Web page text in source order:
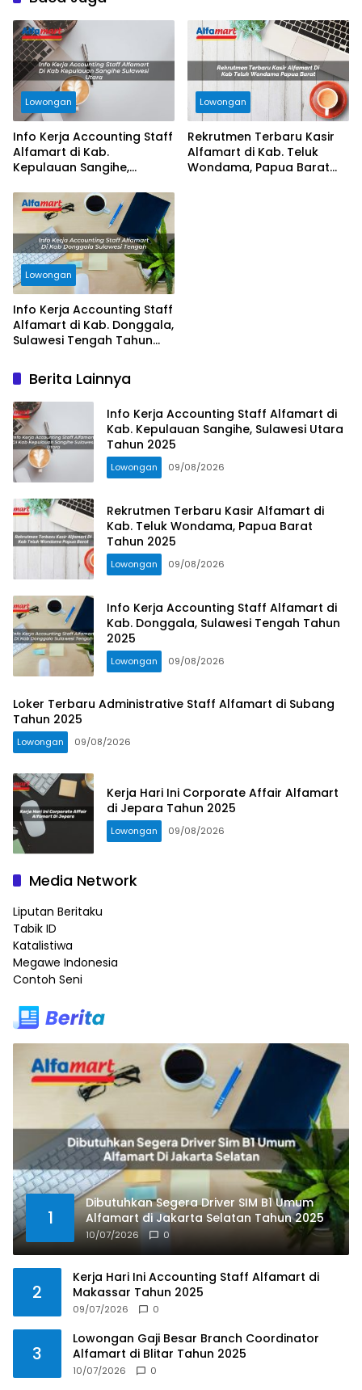
Lowongan
Info Kerja Accounting Staff
Alfamart di Kab.
Kepulauan Sangihe,
Lowongan
Rekrutmen Terbaru Kasir
Alfamart di Kab. Teluk
Wondama, Papua Barat
Lowongan
Info Kerja Accounting Staff
Alfamart di Kab. Donggala,
Sulawesi Tengah Tahun
Berita Lainnya
Info Kerja Accounting Staff Alfamart di
Kab. Kepulauan Sangihe, Sulawesi Utara
Tahun 2025
Lowongan 09/08/2026
Rekrutmen Terbaru Kasir Alfamart di
Kab. Teluk Wondama, Papua Barat
Tahun 2025
Lowongan 09/08/2026
Info Kerja Accounting Staff Alfamart di
Kab. Donggala, Sulawesi Tengah Tahun
2025
Lowongan 09/08/2026
Loker Terbaru Administrative Staff Alfamart di Subang
Tahun 2025
Lowongan 09/08/2026
Kerja Hari Ini Corporate Affair Alfamart
di Jepara Tahun 2025
Lowongan 09/08/2026
Media Network
Liputan Beritaku
Tabik ID
Katalistiwa
Megawe Indonesia
Contoh Seni
1
Dibutuhkan Segera Driver SIM B1 Umum
Alfamart di Jakarta Selatan Tahun 2025
10/07/2026 0
2
Kerja Hari Ini Accounting Staff Alfamart di
Makassar Tahun 2025
09/07/2026 0
3
Lowongan Gaji Besar Branch Coordinator
Alfamart di Blitar Tahun 2025
10/07/2026 0